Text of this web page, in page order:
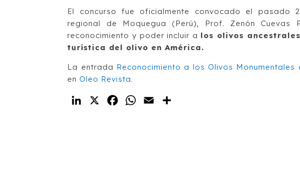
El concurso fue oficialmente convocado el pasado
regional de Moquegua (Perú), Prof. Zenón
reconocimiento y poder incluir a los olivos
turística del olivo en América.
La entrada Reconocimiento a los Olivos Monumentales
enOleo Revista.
LinkedIn
X FacebookWhatsApp
Email